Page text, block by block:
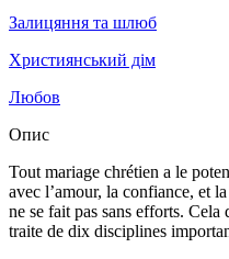
Залицяння та шлюб
Християнський дім
Любов
Опис
Tout mariage chrétien a le
avec l’amour, la confiance, et
ne se fait pas sans efforts.
traite de dix disciplines